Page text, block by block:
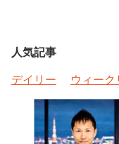
人気記事
デイリー
ウィーク